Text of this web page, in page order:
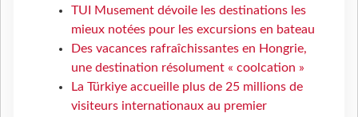
TUI Musement dévoile les destinations les
mieux notées pour les excursions en bateau
Des vacances rafraîchissantes en Hongrie,
une destination résolument « coolcation »
La Türkiye accueille plus de 25 millions de
visiteurs internationaux au premier